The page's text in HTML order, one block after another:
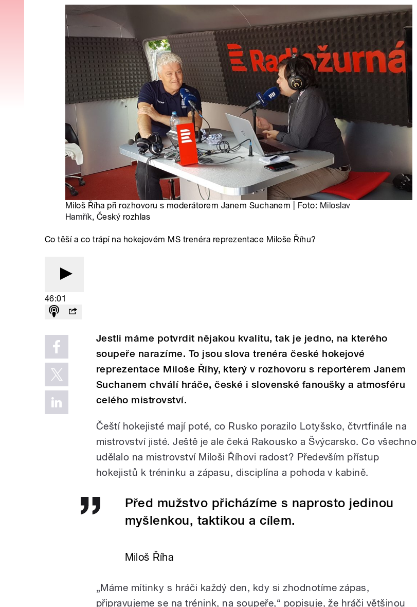
Miloš Říha při rozhovoru s moderátorem Janem Suchanem | Foto: Miloslav
Hamřík, Český rozhlas
Co těší a co trápí na hokejovém MS trenéra reprezentace Miloše Říhu?
46:01
Jestli máme potvrdit nějakou kvalitu, tak je jedno, na kterého
soupeře narazíme. To jsou slova trenéra české hokejové
reprezentace Miloše Říhy, který v rozhovoru s reportérem Janem
Suchanem chválí hráče, české i slovenské fanoušky a atmosféru
celého mistrovství.
Čeští hokejisté mají poté, co Rusko porazilo Lotyšsko, čtvrtfinále na
mistrovství jisté. Ještě je ale čeká Rakousko a Švýcarsko. Co všechno
udělalo na mistrovství Miloši Říhovi radost? Především přístup
hokejistů k tréninku a zápasu, disciplína a pohoda v kabině.
Před mužstvo přicházíme s naprosto jedinou
myšlenkou, taktikou a cílem.
Miloš Říha
„Máme mítinky s hráči každý den, kdy si zhodnotíme zápas,
připravujeme se na trénink, na soupeře,“ popisuje, že hráči většinou